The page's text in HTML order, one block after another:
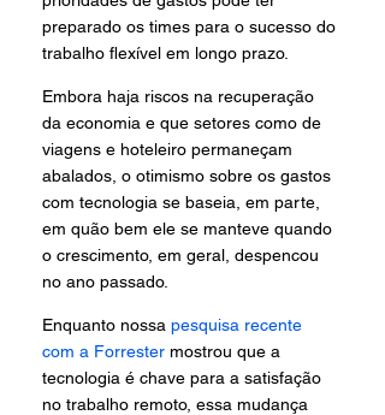
preparado os times para o sucesso do
trabalho flexível em longo prazo.
Embora haja riscos na recuperação
da economia e que setores como de
viagens e hoteleiro permaneçam
abalados, o otimismo sobre os gastos
com tecnologia se baseia, em parte,
em quão bem ele se manteve quando
o crescimento, em geral, despencou
no ano passado.
Enquanto nossa pesquisa recente
com a Forrester mostrou que a
tecnologia é chave para a satisfação
no trabalho remoto, essa mudança